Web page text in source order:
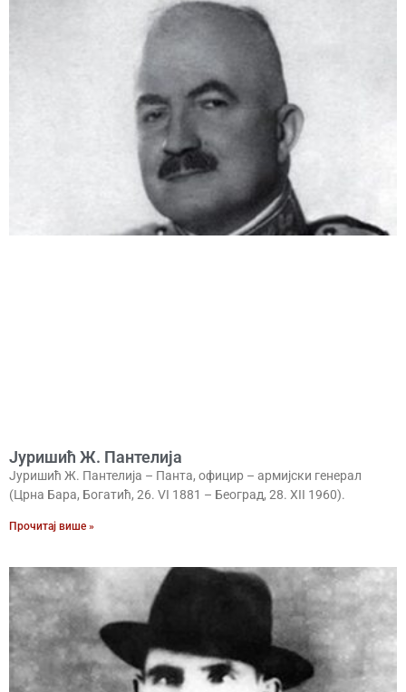
Јуришић Ж. Пантелија
Јуришић Ж. Пантелија – Панта, официр – армијски генерал
(Црна Бара, Богатић, 26. VI 1881 – Београд, 28. XII 1960).
Прочитај више »